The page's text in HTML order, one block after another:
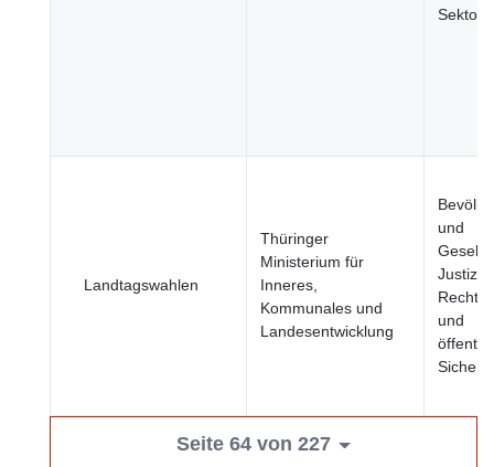
Sektor
Landtagswahlen
Thüringer
Ministerium für
Inneres,
Kommunales und
Landesentwicklung
und
Justiz,
und
Seite 64 von 227